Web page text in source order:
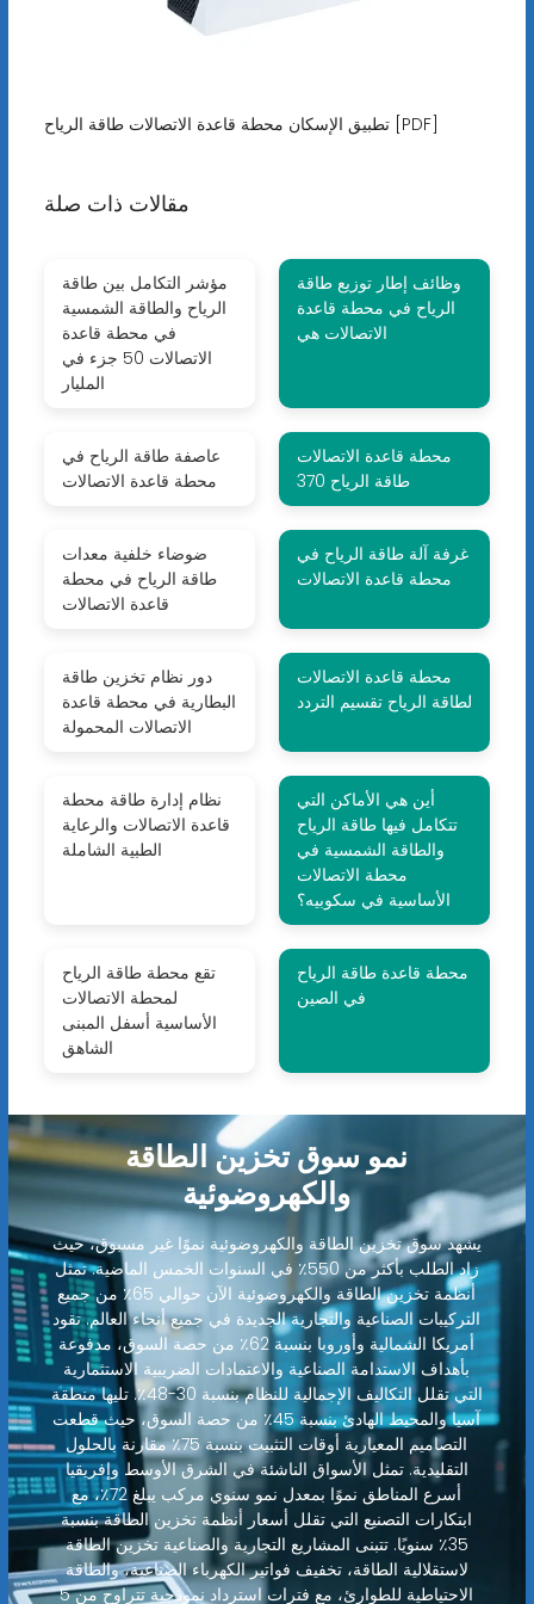
تطبيق الإسكان محطة قاعدة الاتصالات طاقة الرياح [PDF]
مقالات ذات صلة
مؤشر التكامل بين طاقة
الرياح والطاقة الشمسية
في محطة قاعدة
الاتصالات 50 جزء في
المليار
وظائف إطار توزيع طاقة
الرياح في محطة قاعدة
الاتصالات هي
عاصفة طاقة الرياح في
محطة قاعدة الاتصالات
محطة قاعدة الاتصالات
طاقة الرياح 370
ضوضاء خلفية معدات
طاقة الرياح في محطة
قاعدة الاتصالات
غرفة آلة طاقة الرياح في
محطة قاعدة الاتصالات
دور نظام تخزين طاقة
البطارية في محطة قاعدة
الاتصالات المحمولة
محطة قاعدة الاتصالات
لطاقة الرياح تقسيم التردد
نظام إدارة طاقة محطة
قاعدة الاتصالات والرعاية
الطبية الشاملة
أين هي الأماكن التي
تتكامل فيها طاقة الرياح
والطاقة الشمسية في
محطة الاتصالات
الأساسية في سكوبيه؟
تقع محطة طاقة الرياح
لمحطة الاتصالات
الأساسية أسفل المبنى
الشاهق
محطة قاعدة طاقة الرياح
في الصين
نمو سوق تخزين الطاقة
والكهروضوئية
يشهد سوق تخزين الطاقة والكهروضوئية نموًا غير مسبوق، حيث
زاد الطلب بأكثر من 550٪ في السنوات الخمس الماضية. تمثل
أنظمة تخزين الطاقة والكهروضوئية الآن حوالي 65٪ من جميع
التركيبات الصناعية والتجارية الجديدة في جميع أنحاء العالم. تقود
أمريكا الشمالية وأوروبا بنسبة 62٪ من حصة السوق، مدفوعة
بأهداف الاستدامة الصناعية والاعتمادات الضريبية الاستثمارية
التي تقلل التكاليف الإجمالية للنظام بنسبة 30-48٪. تليها منطقة
آسيا والمحيط الهادئ بنسبة 45٪ من حصة السوق، حيث قطعت
التصاميم المعيارية أوقات التثبيت بنسبة 75٪ مقارنة بالحلول
التقليدية. تمثل الأسواق الناشئة في الشرق الأوسط وإفريقيا
أسرع المناطق نموًا بمعدل نمو سنوي مركب يبلغ 72٪، مع
ابتكارات التصنيع التي تقلل أسعار أنظمة تخزين الطاقة بنسبة
35٪ سنويًا. تتبنى المشاريع التجارية والصناعية تخزين الطاقة
لاستقلالية الطاقة، تخفيف فواتير الكهرباء الصناعية، والطاقة
الاحتياطية للطوارئ، مع فترات استرداد نموذجية تتراوح من 5